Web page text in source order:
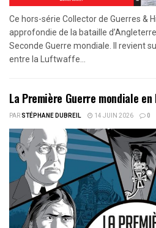
Ce hors-série Collector de Guerres &
approfondie de la bataille
Seconde Guerre mondiale. Il revient
entre la Luftwaffe...
La Première Guerre mondiale en
PARSTÉPHANE DUBREIL 14 JUIN 2026 0